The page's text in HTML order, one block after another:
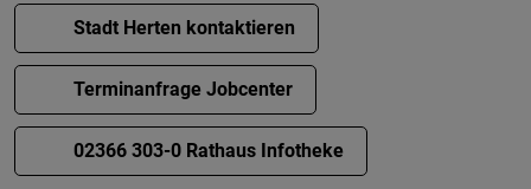
Stadt Herten kontaktieren
Terminanfrage Jobcenter
02366 303-0 Rathaus Infotheke